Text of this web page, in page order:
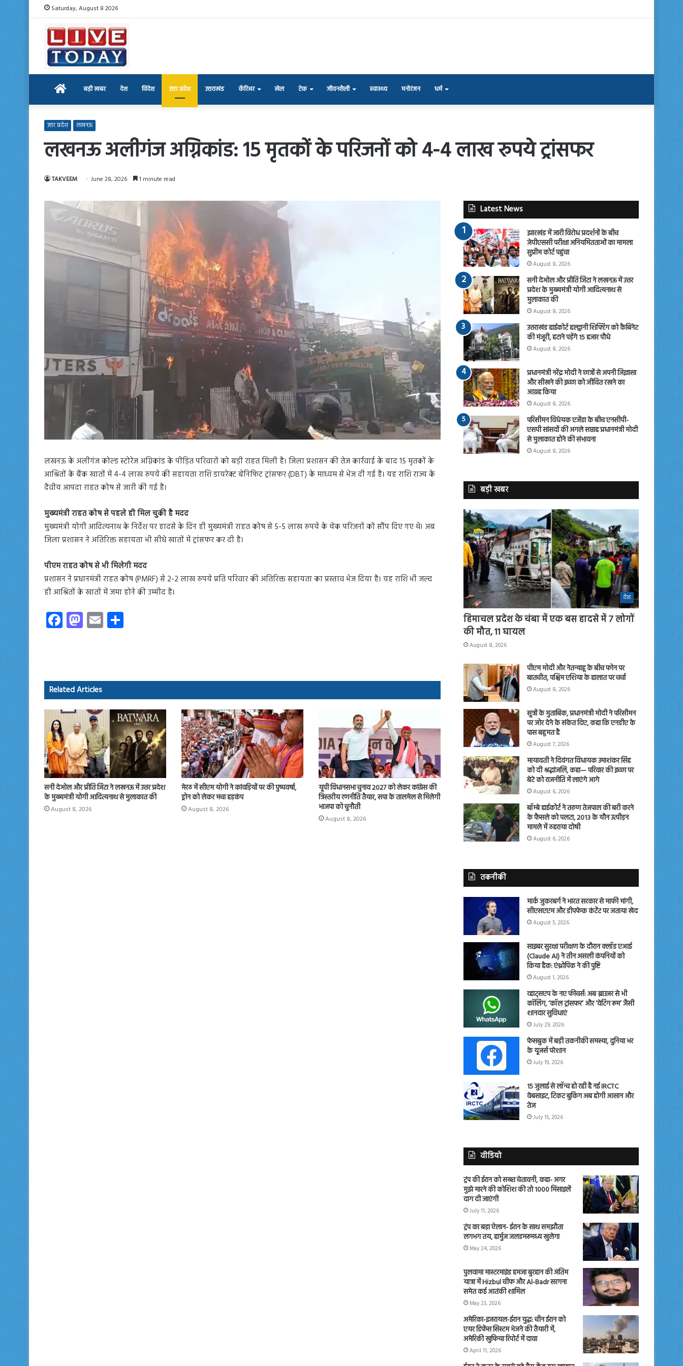
Saturday, August 8 2026
Home बड़ी खबर देश विदेश उत्तर प्रदेश उत्तराखंड कॅरिअर खेल टेक जीवनशैली स्वास्थ्य मनोरंजन धर्म
उत्तर प्रदेश लखनऊ
लखनऊ अलीगंज अग्निकांड: 15 मृतकों के परिजनों को 4-4 लाख रुपये ट्रांसफर
TAKVEEM June 28, 2026 1 minute read
लखनऊ के अलीगंज कोल्ड स्टोरेज अग्निकांड के पीड़ित परिवारों को बड़ी राहत मिली है। जिला प्रशासन की तेज कार्रवाई के बाद 15 मृतकों के
आश्रितों के बैंक खातों में 4-4 लाख रुपये की सहायता राशि डायरेक्ट बेनिफिट ट्रांसफर (DBT) के माध्यम से भेज दी गई है। यह राशि राज्य के
दैवीय आपदा राहत कोष से जारी की गई है।
मुख्यमंत्री राहत कोष से पहले ही मिल चुकी है मदद
मुख्यमंत्री योगी आदित्यनाथ के निर्देश पर हादसे के दिन ही मुख्यमंत्री राहत कोष से 5-5 लाख रुपये के चेक परिजनों को सौंप दिए गए थे। अब
जिला प्रशासन ने अतिरिक्त सहायता भी सीधे खातों में ट्रांसफर कर दी है।
पीएम राहत कोष से भी मिलेगी मदद
प्रशासन ने प्रधानमंत्री राहत कोष (PMRF) से 2-2 लाख रुपये प्रति परिवार की अतिरिक्त सहायता का प्रस्ताव भेज दिया है। यह राशि भी जल्द
ही आश्रितों के खातों में जमा होने की उम्मीद है।
Fa
ce
ok
M
as
o
n
E
m
Related Articles
सनी देओल और प्रीति जिंटा ने लखनऊ में उत्तर प्रदेश
के मुख्यमंत्री योगी आदित्यनाथ से मुलाकात की
August 8, 2026
मेरठ में सीएम योगी ने कांवड़ियों पर की पुष्पवर्षा,
ड्रोन को लेकर मचा हड़कंप
August 8, 2026
यूपी विधानसभा चुनाव 2027 को लेकर कांग्रेस की
त्रिस्तरीय रणनीति तैयार, सपा के तालमेल से मिलेगी
भाजपा को चुनौती
August 8, 2026
Latest News
झारखंड में जारी विरोध प्रदर्शनों के बीच
जेपीएससी परीक्षा अनियमितताओं का मामला
सुप्रीम कोर्ट पहुंचा
August 8, 2026
सनी देओल और प्रीति जिंटा ने लखनऊ में उत्तर
प्रदेश के मुख्यमंत्री योगी आदित्यनाथ से
मुलाकात की
August 8, 2026
उत्तराखंड हाईकोर्ट हल्द्वानी शिफ्टिंग को कैबिनेट
की मंजूरी, हटाने पड़ेंगे 15 हजार पौधे
August 8, 2026
प्रधानमंत्री नरेंद्र मोदी ने छात्रों से अपनी जिज्ञासा
और सीखने की इच्छा को जीवित रखने का
आग्रह किया
August 8, 2026
परिसीमन विधेयक एजेंडा के बीच एनसीपी-
एसपी सांसदों की अगले सप्ताह प्रधानमंत्री मोदी
से मुलाकात होने की संभावना
August 8, 2026
बड़ी खबर
देश
हिमाचल प्रदेश के चंबा में एक बस हादसे में 7 लोगों
की मौत, 11 घायल
August 8, 2026
पीएम मोदी और नेतन्याहू के बीच फोन पर
बातचीत, पश्चिम एशिया के हालात पर चर्चा
August 8, 2026
सूत्रों के मुताबिक, प्रधानमंत्री मोदी ने परिसीमन
पर जोर देने के संकेत दिए, कहा कि एनडीए के
पास बहुमत है
August 7, 2026
मायावती ने दिवंगत विधायक उमाशंकर सिंह
को दी श्रद्धांजलि, कहा— परिवार की इच्छा पर
बेटे को राजनीति में लाएंगे आगे
August 6, 2026
बॉम्बे हाईकोर्ट ने तरुण तेजपाल की बरी करने
के फैसले को पलटा, 2013 के यौन उत्पीड़न
मामले में ठहराया दोषी
August 6, 2026
तकनीकी
मार्क जुकरबर्ग ने भारत सरकार से माफी मांगी,
सीएसएएम और डीपफेक कंटेंट पर जताया खेद
August 5, 2026
साइबर सुरक्षा परीक्षण के दौरान क्लॉड एआई
(Claude AI) ने तीन असली कंपनियों को
किया हैक: एंथ्रोपिक ने की पुष्टि
August 1, 2026
व्हाट्सएप के नए फीचर्स: अब ब्राउजर से भी
कॉलिंग, ‘कॉल ट्रांसफर’ और ‘वेटिंग रूम’ जैसी
शानदार सुविधाएं
July 29, 2026
फेसबुक में बड़ी तकनीकी समस्या, दुनिया भर
के यूजर्स परेशान
July 19, 2026
15 जुलाई से लॉन्च हो रही है नई IRCTC
वेबसाइट, टिकट बुकिंग अब होगी आसान और
तेज
July 15, 2026
वीडियो
ट्रंप की ईरान को सख्त चेतावनी, कहा- अगर
मुझे मारने की कोशिश की तो 1000 मिसाइलें
दाग दी जाएंगी
July 11, 2026
ट्रंप का बड़ा ऐलान- ईरान के साथ समझौता
लगभग तय, हार्मुज जलडमरूमध्य खुलेगा
May 24, 2026
पुलवामा मास्टरमाइंड हमजा बुरहान की अंतिम
यात्रा में Hizbul चीफ और Al-Badr सरगना
समेत कई आतंकी शामिल
May 23, 2026
अमेरिका-इजरायल-ईरान युद्ध: चीन ईरान को
एयर डिफेंस सिस्टम भेजने की तैयारी में,
अमेरिकी खुफिया रिपोर्ट में दावा
April 11, 2026